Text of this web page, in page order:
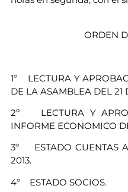
ORDEN DEL
1º LECTURA Y
DE LA ASAMBLEA DEL 21
2º LECTURA Y
INFORME ECONOMICO
3º ESTADO CUENTAS
2013.
4º ESTADO SOCIOS.